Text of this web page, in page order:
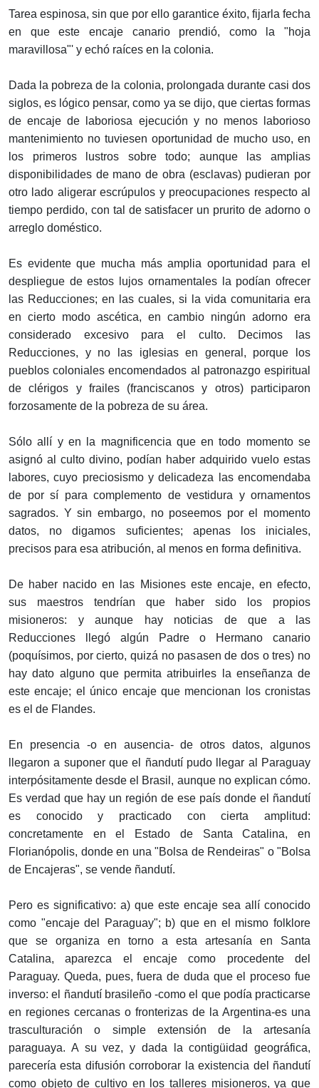
Tarea espinosa, sin que por ello garantice éxito, fijarla fecha
en que este encaje canario prendió, como la "hoja
maravillosa"' y echó raíces en la colonia.
Dada la pobreza de la colonia, prolongada durante casi dos
siglos, es lógico pensar, como ya se dijo, que ciertas formas
de encaje de laboriosa ejecución y no menos laborioso
mantenimiento no tuviesen oportunidad de mucho uso, en
los primeros lustros sobre todo; aunque las amplias
disponibilidades de mano de obra (esclavas) pudieran por
otro lado aligerar escrúpulos y preocupaciones respecto al
tiempo perdido, con tal de satisfacer un prurito de adorno o
arreglo doméstico.
Es evidente que mucha más amplia oportunidad para el
despliegue de estos lujos ornamentales la podían ofrecer
las Reducciones; en las cuales, si la vida comunitaria era
en cierto modo ascética, en cambio ningún adorno era
considerado excesivo para el culto. Decimos las
Reducciones, y no las iglesias en general, porque los
pueblos coloniales encomendados al patronazgo espiritual
de clérigos y frailes (franciscanos y otros) participaron
forzosamente de la pobreza de su área.
Sólo allí y en la magnificencia que en todo momento se
asignó al culto divino, podían haber adquirido vuelo estas
labores, cuyo preciosismo y delicadeza las encomendaba
de por sí para complemento de vestidura y ornamentos
sagrados. Y sin embargo, no poseemos por el momento
datos, no digamos suficientes; apenas los iniciales,
precisos para esa atribución, al menos en forma definitiva.
De haber nacido en las Misiones este encaje, en efecto,
sus maestros tendrían que haber sido los propios
misioneros: y aunque hay noticias de que a las
Reducciones llegó algún Padre o Hermano canario
(poquísimos, por cierto, quizá no pasasen de dos o tres) no
hay dato alguno que permita atribuirles la enseñanza de
este encaje; el único encaje que mencionan los cronistas
es el de Flandes.
En presencia -o en ausencia- de otros datos, algunos
llegaron a suponer que el ñandutí pudo llegar al Paraguay
interpósitamente desde el Brasil, aunque no explican cómo.
Es verdad que hay un región de ese país donde el ñandutí
es conocido y practicado con cierta amplitud:
concretamente en el Estado de Santa Catalina, en
Florianópolis, donde en una "Bolsa de Rendeiras" o "Bolsa
de Encajeras", se vende ñandutí.
Pero es significativo: a) que este encaje sea allí conocido
como "encaje del Paraguay"; b) que en el mismo folklore
que se organiza en torno a esta artesanía en Santa
Catalina, aparezca el encaje como procedente del
Paraguay. Queda, pues, fuera de duda que el proceso fue
inverso: el ñandutí brasileño -como el que podía practicarse
en regiones cercanas o fronterizas de la Argentina-es una
trasculturación o simple extensión de la artesanía
paraguaya. A su vez, y dada la contigüidad geográfica,
parecería esta difusión corroborar la existencia del ñandutí
como objeto de cultivo en los talleres misioneros, ya que